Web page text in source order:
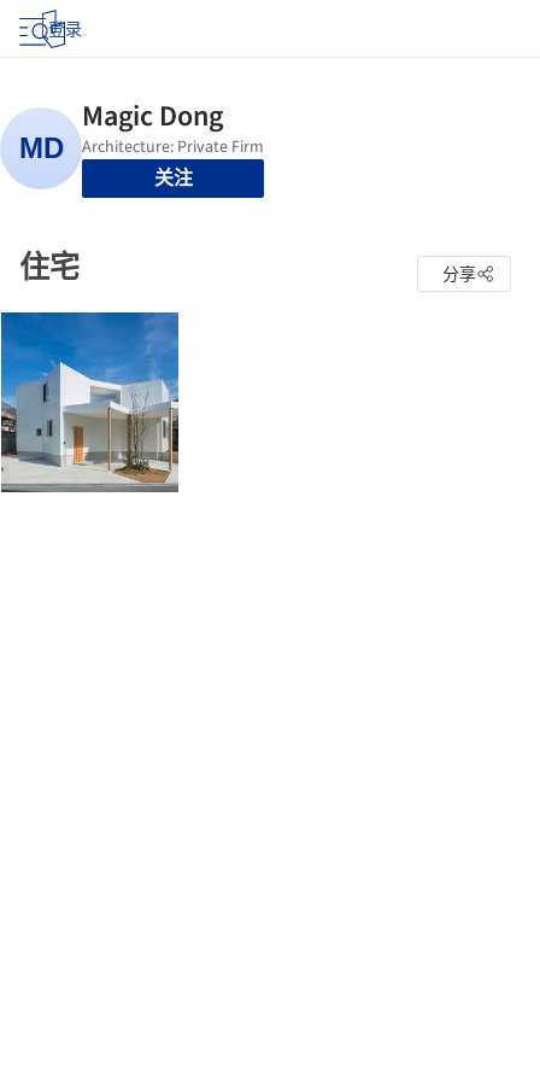
登录
关注
住宅 分享